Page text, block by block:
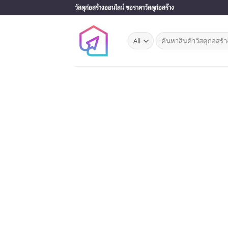
to
วัสดุก่อสร้างออนไลน์ ขอราคาวัสดุก่อสร้าง
Search
for: